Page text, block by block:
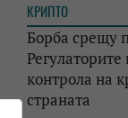
КРИПТО
Борба срещу
Регулаторите
контрола на
страната